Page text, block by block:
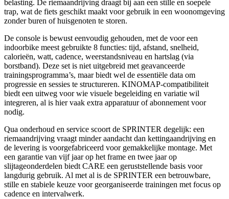
belasting. De riemaandrijving draagt bij aan een stille en soepele
trap, wat de fiets geschikt maakt voor gebruik in een woonomgeving
zonder buren of huisgenoten te storen.
De console is bewust eenvoudig gehouden, met de voor een
indoorbike meest gebruikte 8 functies: tijd, afstand, snelheid,
calorieën, watt, cadence, weerstandsniveau en hartslag (via
borstband). Deze set is niet uitgebreid met geavanceerde
trainingsprogramma’s, maar biedt wel de essentiële data om
progressie en sessies te structureren. KINOMAP-compatibiliteit
biedt een uitweg voor wie visuele begeleiding en variatie wil
integreren, al is hier vaak extra apparatuur of abonnement voor
nodig.
Qua onderhoud en service scoort de SPRINTER degelijk: een
riemaandrijving vraagt minder aandacht dan kettingaandrijving en
de levering is voorgefabriceerd voor gemakkelijke montage. Met
een garantie van vijf jaar op het frame en twee jaar op
slijtageonderdelen biedt CARE een geruststellende basis voor
langdurig gebruik. Al met al is de SPRINTER een betrouwbare,
stille en stabiele keuze voor georganiseerde trainingen met focus op
cadence en intervalwerk.